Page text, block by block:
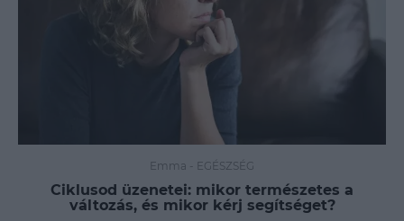
Emma - EGÉSZSÉG
Ciklusod üzenetei: mikor természetes a
változás, és mikor kérj segítséget?